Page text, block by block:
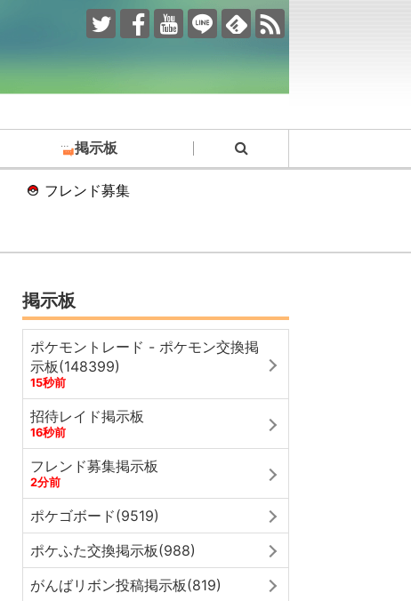
掲示板
フレンド募集
掲示板
ポケモントレード - ポケモン交換掲
示板(148399)
15秒前
招待レイド掲示板
16秒前
フレンド募集掲示板
2分前
ポケゴボード(9519)
ポケふた交換掲示板(988)
がんばリボン投稿掲示板(819)